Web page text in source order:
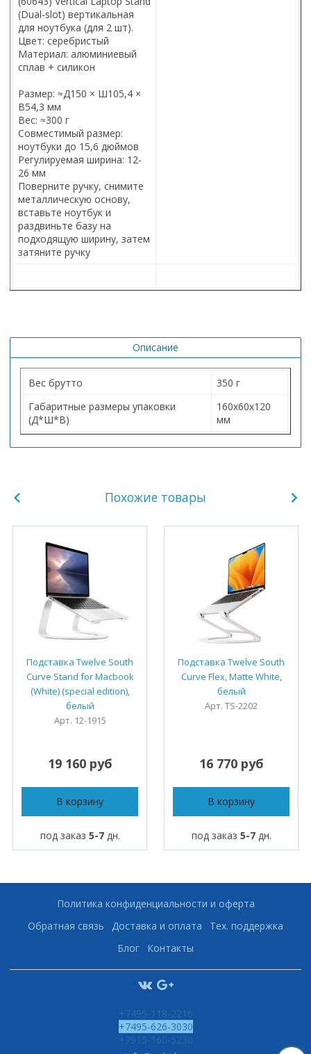
(Dual-slot) вертикальная
для ноутбука (для 2 шт).
Цвет: серебристый
Материал: алюминиевый
сплав + силикон
Размер: ≈Д150 × Ш105,4 ×
В54,3 мм
Вес: ≈300 г
Совместимый размер:
ноутбуки до 15,6 дюймов
Регулируемая ширина: 12-
26 мм
Поверните ручку, снимите
металлическую основу,
вставьте ноутбук и
раздвиньте базу на
подходящую ширину, затем
затяните ручку
Описание
Вес брутто
350 г
Габаритные размеры упаковки
(Д*Ш*В)
160х60х120
мм
Похожие товары
Подставка Twelve South
Curve Stand for Macbook
(White) (special edition),
белый
Арт. 12-1915
19 160 руб
В корзину
под заказ 5-7дн.
Подставка Twelve South
Curve Flex, Matte White,
белый
Арт. TS-2202
16 770 руб
В корзину
под заказ 5-7дн.
Политика конфиденциальности и оферта
Обратная связь
Доставка и оплата
Тех. поддержка
Блог
Контакты
+7495-118-2216
+7495-626-3030
+7915-160-5230